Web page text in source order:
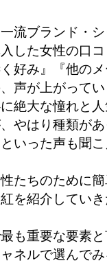
流ブランド・
した女性の口
好み』『他の
声が上がって
絶大な憧れと
やはり種類が
いった声も聞
たちのために
を紹介してい
も重要な要素
ネルで選んで